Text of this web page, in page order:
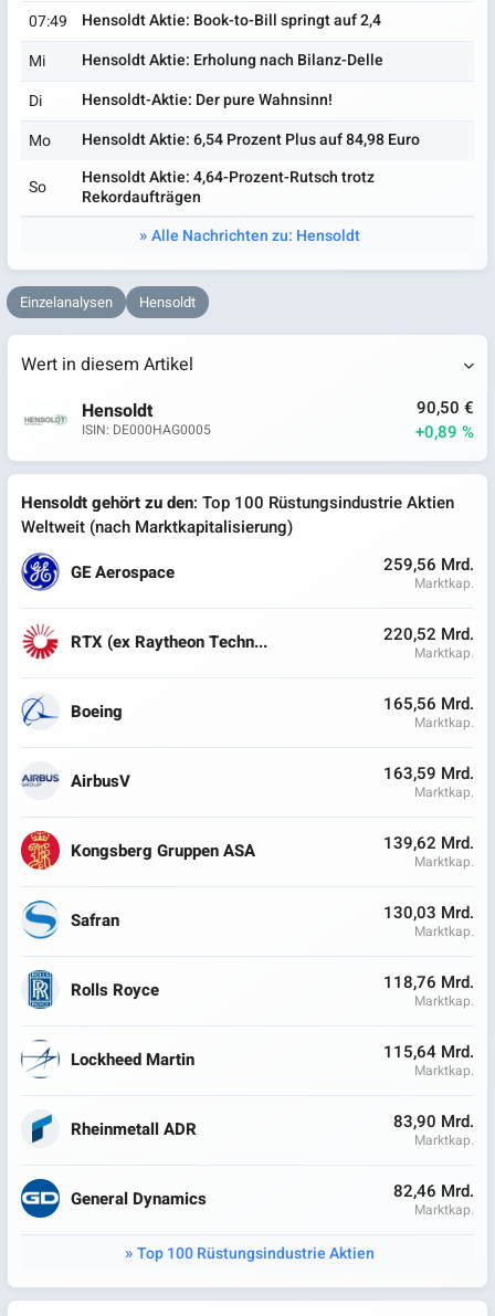
07:49
Hensoldt Aktie: Book-to-Bill springt auf 2,4
Mi
Hensoldt Aktie: Erholung nach Bilanz-Delle
Di
Hensoldt-Aktie: Der pure Wahnsinn!
Mo
Hensoldt Aktie: 6,54 Prozent Plus auf 84,98 Euro
So
Hensoldt Aktie: 4,64-Prozent-Rutsch trotz
Rekordaufträgen
Alle Nachrichten zu: Hensoldt
Einzelanalysen Hensoldt
Wert in diesem Artikel
Hensoldt
ISIN: DE000HAG0005
90,50 €
+0,89 %
Hensoldt gehört zu den: Top 100 Rüstungsindustrie Aktien
Weltweit (nach Marktkapitalisierung)
GE Aerospace
259,56 Mrd.
Marktkap.
RTX (ex Raytheon Techn... 220,52 Mrd.
Marktkap.
Boeing 165,56 Mrd.
Marktkap.
AirbusV 163,59 Mrd.
Marktkap.
Kongsberg Gruppen ASA 139,62 Mrd.
Marktkap.
Safran 130,03 Mrd.
Marktkap.
Rolls Royce 118,76 Mrd.
Marktkap.
Lockheed Martin 115,64 Mrd.
Marktkap.
Rheinmetall ADR 83,90 Mrd.
Marktkap.
General Dynamics 82,46 Mrd.
Marktkap.
Top 100 Rüstungsindustrie Aktien